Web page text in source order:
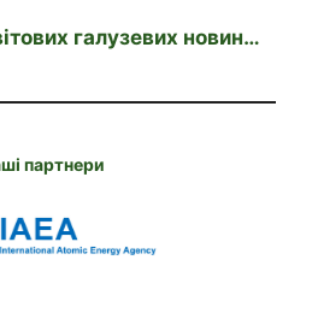
галузевих новин…
партнери